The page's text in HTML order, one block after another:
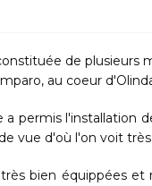
de plusieurs
au coeur
permis l'installation
vue d'où l'on voit
bien équippées